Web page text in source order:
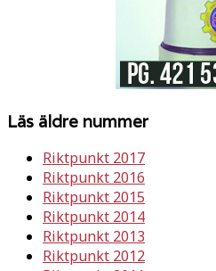
Läs äldre nummer
Riktpunkt 2017
Riktpunkt 2016
Riktpunkt 2015
Riktpunkt 2014
Riktpunkt 2013
Riktpunkt 2012